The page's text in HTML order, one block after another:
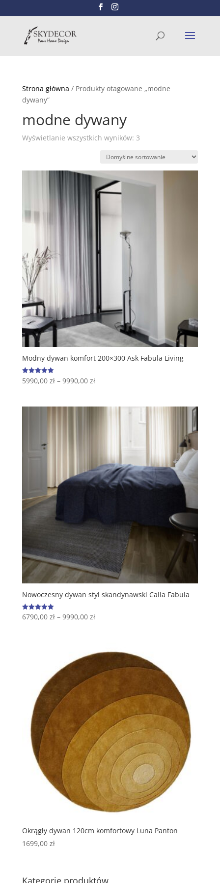
Strona główna / Produkty otagowane „modne
dywany”
modne dywany
Wyświetlanie wszystkich wyników: 3
Modny dywan komfort 200×300 Ask Fabula Living
Oceniono
5.00
5990,00 zł– 9990,00 zł
Nowoczesny dywan styl skandynawski Calla Fabula
Oceniono
5.00
6790,00 zł– 9990,00 zł
Okrągły dywan 120cm komfortowy Luna Panton
1699,00 zł
Kategorie produktów